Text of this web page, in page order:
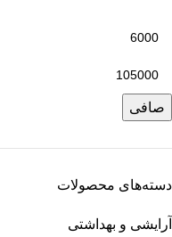
صافی
دسته‌های محصولات
آرایشی و بهداشتی